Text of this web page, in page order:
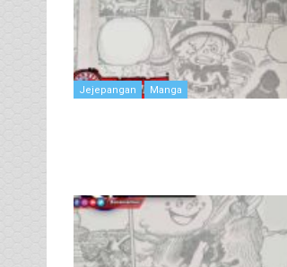
Jejepangan Manga